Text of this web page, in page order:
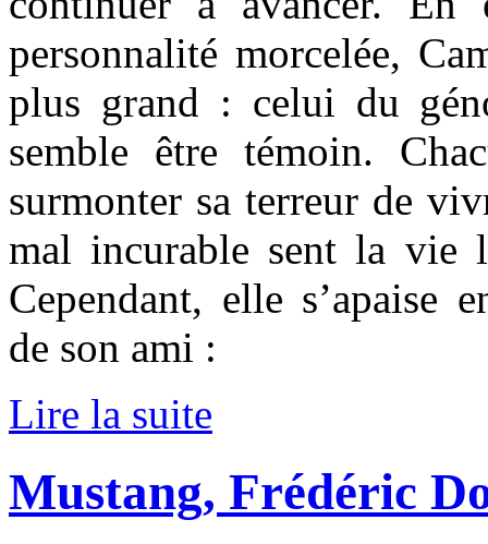
personnalité morcelée,
plus grand : celui du
semble être témoin.
surmonter sa terreur de
mal incurable sent la vie
Cependant, elle s’apaise
de son ami :
Lire la suite
Mustang, Frédéric